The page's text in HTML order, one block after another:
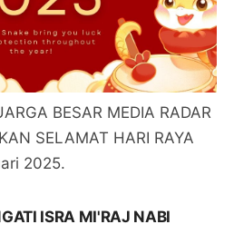
BESAR MEDIA RADAR
SELAMAT HARI RAYA
2025.
ISRA MI'RAJ NABI